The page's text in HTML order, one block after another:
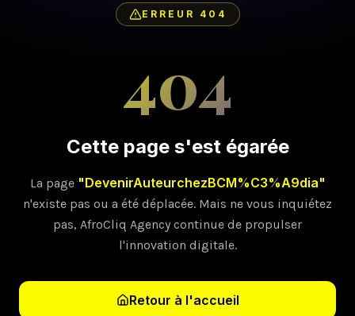
ERREUR 404
404
Cette page s'est égarée
La page "DevenirAuteurchezBCM%C3%A9dia"
n'existe pas ou a été déplacée. Mais ne vous inquiétez
pas, AfroCliq Agency continue de propulser
l'innovation digitale.
Retour à l'accueil